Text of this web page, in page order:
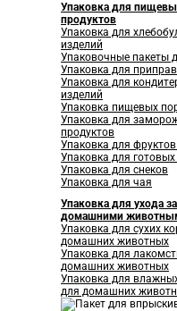
Упаковка для
продуктов
Упаковка для
изделий
Упаковочные пакеты
Упаковка для приправ
Упаковка для
изделий
Упаковка пищевых
Упаковка для
продуктов
Упаковка для
Упаковка для
Упаковка для снеков
Упаковка для чая
Упаковка для ухода за
домашними
Упаковка для сухих
домашних животных
Упаковка для
домашних животных
Упаковка для
для домашних